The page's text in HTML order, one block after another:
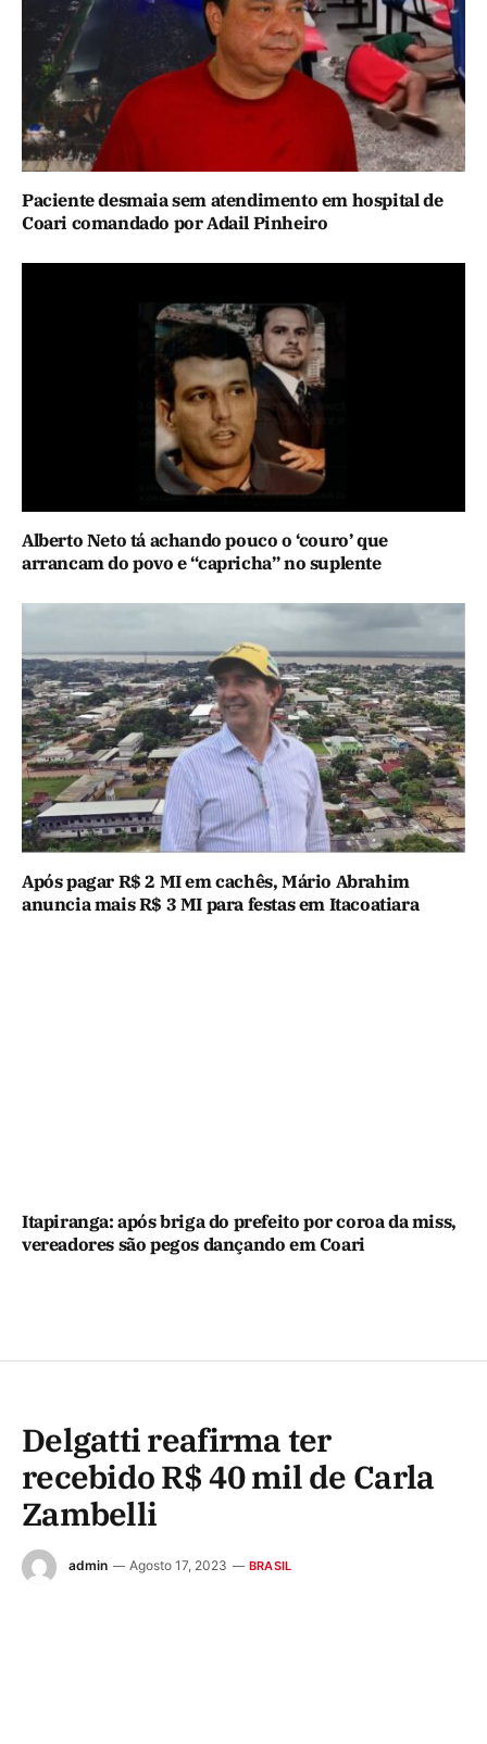
Paciente desmaia sem atendimento em hospital de
Coari comandado por Adail Pinheiro
Alberto Neto tá achando pouco o ‘couro’ que
arrancam do povo e “capricha” no suplente
Após pagar R$ 2 MI em cachês, Mário Abrahim
anuncia mais R$ 3 MI para festas em Itacoatiara
Itapiranga: após briga do prefeito por coroa da miss,
vereadores são pegos dançando em Coari
Delgatti reafirma ter
recebido R$ 40 mil de Carla
Zambelli
admin Agosto 17, 2023 BRASIL